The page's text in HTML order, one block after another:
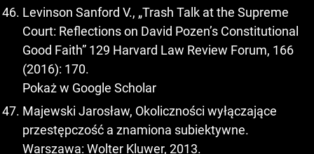
Levinson Sanford V., „Trash Talk at the Supreme
Court: Reflections on David Pozen’s Constitutional
Good Faith” 129 Harvard Law Review Forum, 166
(2016): 170.
Pokaż w Google Scholar
Majewski Jarosław, Okoliczności wyłączające
przestępczość a znamiona subiektywne.
Warszawa: Wolter Kluwer, 2013.